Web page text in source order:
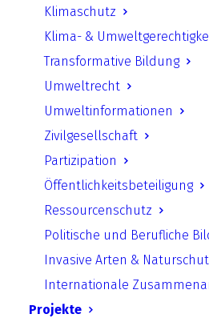
Klimaschutz
Klima- &
Transformative Bildung
Umweltrecht
Umweltinformationen
Zivilgesellschaft
Partizipation
Öffentlichkeitsbeteiligung
Ressourcenschutz
Politische und Berufliche
Invasive Arten &
Internationale
Projekte
Herzlich Willkommen
Unabhängigen Institut
Umweltfragen e.V.
Herzlich Willkommen beim
für Umweltfragen e.V. Das
Umweltfragen (UfU) ist ein
Institut und eingetragener
in der Förderung von
Umwelt- und